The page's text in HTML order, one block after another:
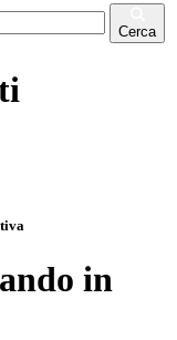
Cerca
in